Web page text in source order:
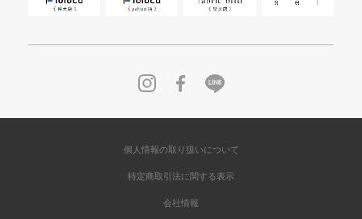
個人情報の取り扱いについて
特定商取引法に関する表示
会社情報